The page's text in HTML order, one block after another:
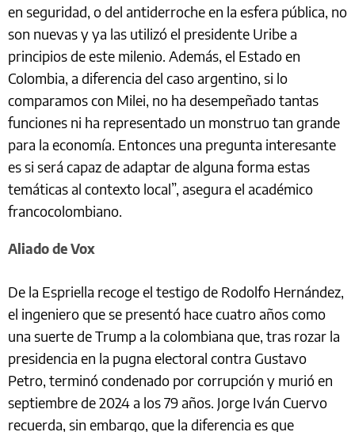
en seguridad, o del antiderroche en la esfera pública, no
son nuevas y ya las utilizó el presidente Uribe a
principios de este milenio. Además, el Estado en
Colombia, a diferencia del caso argentino, si lo
comparamos con Milei, no ha desempeñado tantas
funciones ni ha representado un monstruo tan grande
para la economía. Entonces una pregunta interesante
es si será capaz de adaptar de alguna forma estas
temáticas al contexto local”, asegura el académico
francocolombiano.
Aliado de Vox
De la Espriella recoge el testigo de Rodolfo Hernández,
el ingeniero que se presentó hace cuatro años como
una suerte de Trump a la colombiana que, tras rozar la
presidencia en la pugna electoral contra Gustavo
Petro, terminó condenado por corrupción y murió en
septiembre de 2024 a los 79 años. Jorge Iván Cuervo
recuerda, sin embargo, que la diferencia es que